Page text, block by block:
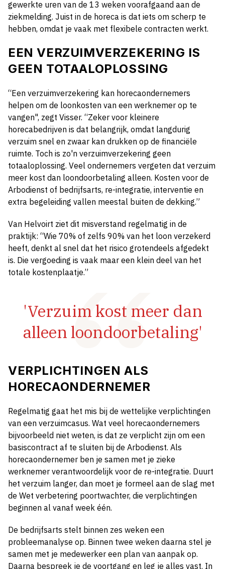
gewerkte uren van de 13 weken voorafgaand aan de
ziekmelding. Juist in de horeca is dat iets om scherp te
hebben, omdat je vaak met flexibele contracten werkt.
EEN VERZUIMVERZEKERING IS
GEEN TOTAALOPLOSSING
“Een verzuimverzekering kan horecaondernemers
helpen om de loonkosten van een werknemer op te
vangen", zegt Visser. “Zeker voor kleinere
horecabedrijven is dat belangrijk, omdat langdurig
verzuim snel en zwaar kan drukken op de financiële
ruimte. Toch is zo'n verzuimverzekering geen
totaaloplossing. Veel ondernemers vergeten dat verzuim
meer kost dan loondoorbetaling alleen. Kosten voor de
Arbodienst of bedrijfsarts, re-integratie, interventie en
extra begeleiding vallen meestal buiten de dekking.”
Van Helvoirt ziet dit misverstand regelmatig in de
praktijk: “Wie 70% of zelfs 90% van het loon verzekerd
heeft, denkt al snel dat het risico grotendeels afgedekt
is. Die vergoeding is vaak maar een klein deel van het
totale kostenplaatje.”
'Verzuim kost meer dan
alleen loondoorbetaling'
VERPLICHTINGEN ALS
HORECAONDERNEMER
Regelmatig gaat het mis bij de wettelijke verplichtingen
van een verzuimcasus. Wat veel horecaondernemers
bijvoorbeeld niet weten, is dat ze verplicht zijn om een
basiscontract af te sluiten bij de Arbodienst. Als
horecaondernemer ben je samen met je zieke
werknemer verantwoordelijk voor de re-integratie. Duurt
het verzuim langer, dan moet je formeel aan de slag met
de Wet verbetering poortwachter, die verplichtingen
beginnen al vanaf week één.
De bedrijfsarts stelt binnen zes weken een
probleemanalyse op. Binnen twee weken daarna stel je
samen met je medewerker een plan van aanpak op.
Daarna bespreek je de voortgang en leg je alles vast. In